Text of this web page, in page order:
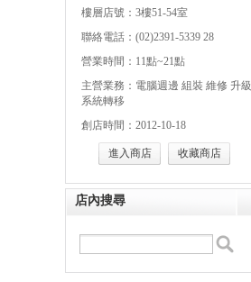
樓層店號：3樓51-54室
聯絡電話：(02)2391-5339 28
營業時間：11點~21點
主營業務：電腦週邊 組裝 維修 升級
系統轉移
創店時間：2012-10-18
進入商店 收藏商店
店內搜尋